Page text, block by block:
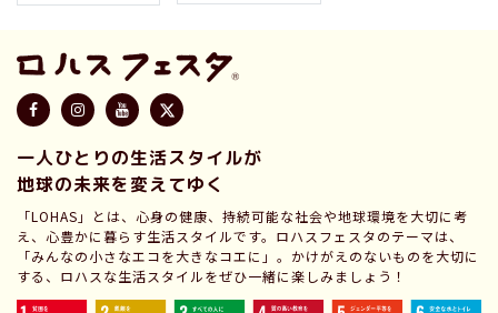
一人ひとりの生活スタイルが
地球の未来を変えてゆく
「LOHAS」とは、心身の健康、持続可能な社会や地球環境を大切に考
え、心豊かに暮らす生活スタイルです。ロハスフェスタのテーマは、
「みんなの小さなエコを大きなコエに」。かけがえのないものを大切に
する、ロハスな生活スタイルをぜひ一緒に楽しみましょう！